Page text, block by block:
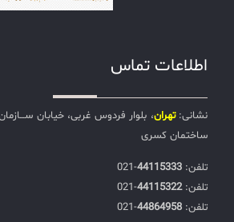
اطلاعات تماس
نشانی:تهران، بلوار فردوس غربی، خیابان
ساختمان کسری
تلفن:‌ 44115333
-021
تلفن:‌44115322
-021
تلفن:‌ 44864958
-021